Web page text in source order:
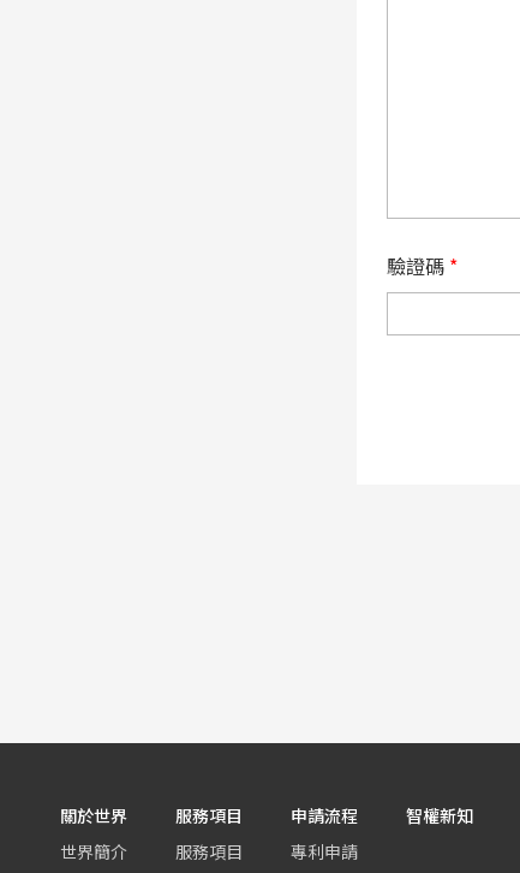
驗證碼 *
關於世界
世界簡介
服務項目
服務項目
申請流程
專利申請
智權新知